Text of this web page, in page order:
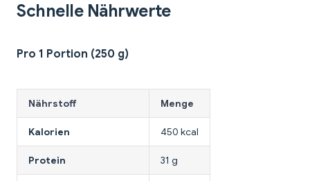
Schnelle Nährwerte
Pro 1 Portion (250 g)
Nährstoff Menge
Kalorien 450 kcal
Protein 31 g